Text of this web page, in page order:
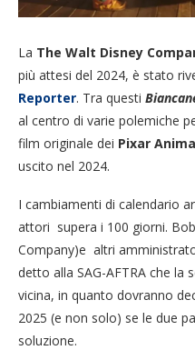
La The Walt Disney
più attesi del 2024, è stato
Reporter. Tra questi
al centro di varie polemiche
film originale dei Pixar
uscito nel 2024.
I cambiamenti di calendario
attori supera i 100 giorni.
Company)e altri
detto alla SAG-AFTRA che la
vicina, in quanto dovranno
2025 (e non solo) se le due
soluzione.